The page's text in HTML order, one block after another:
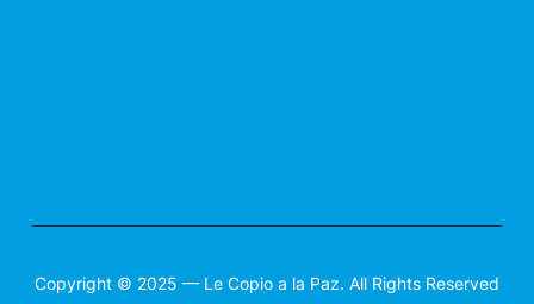
Copyright © 2025 — Le Copio a la Paz. All Rights Reserved